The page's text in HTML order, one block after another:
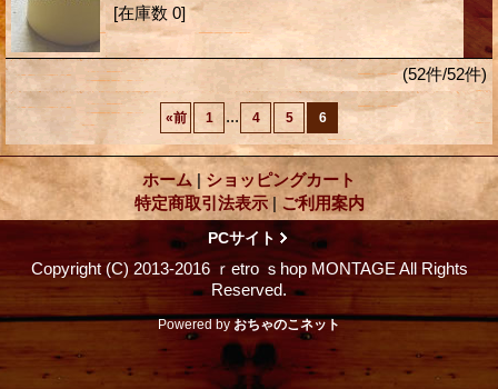
[在庫数 0]
(52件/52件)
«前 1 ... 4 5 6
ホーム | ショッピングカート
特定商取引法表示 | ご利用案内
PCサイト
Copyright (C) 2013-2016 ｒetro ｓhop MONTAGE All Rights
Reserved.
Powered byおちゃのこネット